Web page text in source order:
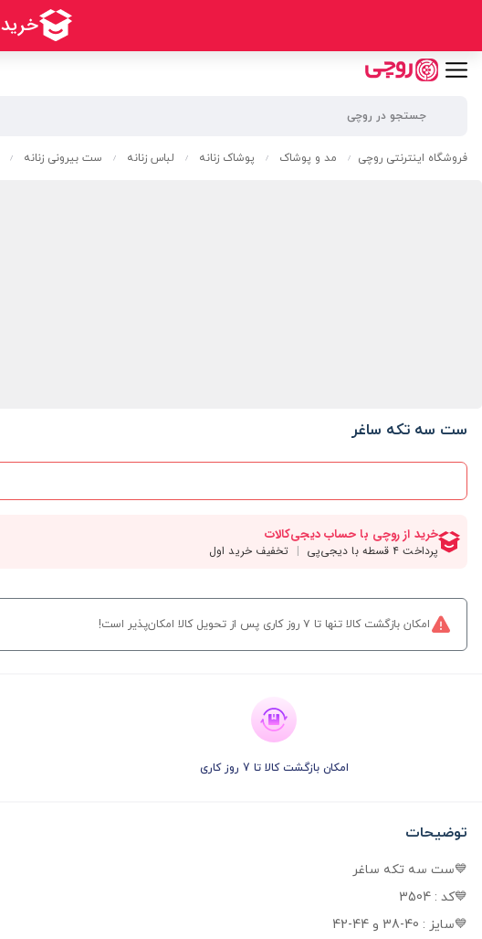
فروشگاه اینترنتی روچی / مد و پوشاک / پوشاک زنانه / لباس زنانه / ست بیرونی زنانه /
ست سه تکه ساغر
امکان بازگشت کالا تنها تا ۷ روز کاری پس از تحویل کالا امکان‌پذیر است!
امکان بازگشت کالا تا 7 روز کاری
توضیحات
💙ست سه تکه ساغر
💙کد : 3504
💙سایز : 40-38 و 44-42